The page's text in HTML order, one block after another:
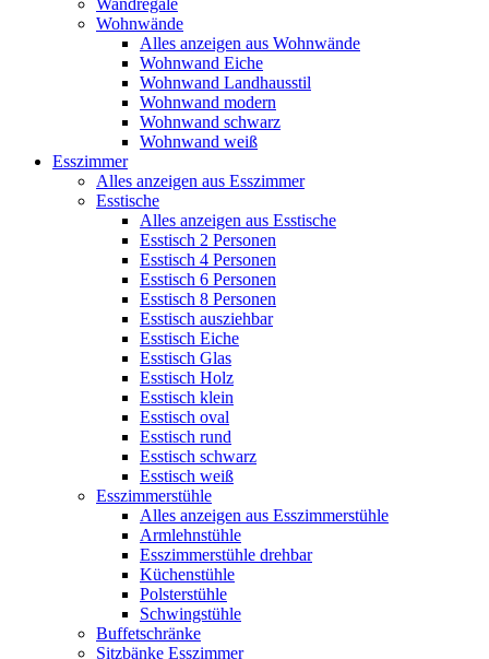
Wandregale
Wohnwände
Alles anzeigen aus Wohnwände
Wohnwand Eiche
Wohnwand Landhausstil
Wohnwand modern
Wohnwand schwarz
Wohnwand weiß
Esszimmer
Alles anzeigen aus Esszimmer
Esstische
Alles anzeigen aus Esstische
Esstisch 2 Personen
Esstisch 4 Personen
Esstisch 6 Personen
Esstisch 8 Personen
Esstisch ausziehbar
Esstisch Eiche
Esstisch Glas
Esstisch Holz
Esstisch klein
Esstisch oval
Esstisch rund
Esstisch schwarz
Esstisch weiß
Esszimmerstühle
Alles anzeigen aus Esszimmerstühle
Armlehnstühle
Esszimmerstühle drehbar
Küchenstühle
Polsterstühle
Schwingstühle
Buffetschränke
Sitzbänke Esszimmer